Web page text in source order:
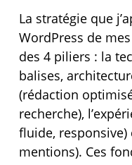
La stratégie que
WordPress de
des 4 piliers : la
balises,
(rédaction
recherche),
fluide, responsive)
mentions). Ces